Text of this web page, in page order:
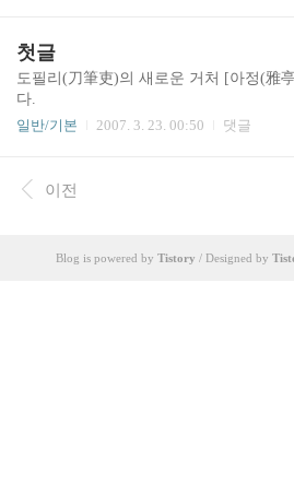
(衙前, 하급 관리)을 도필리라고 하였다.
첫 글자 도(刀)가 바로 대나무 조각에 쓴
을..
에서 검색할 때 본 블로그 글의 본문 내
추가적인 자료 또는 용어 찾기에 편의를
나 한문을 개인적으로 특별히 좋아해서
로 피고인의 변론을 마칩니다.
첫글
도필리(刀筆吏)의 새로운 거처 [아정(雅
다.
일반/기본
2007. 3. 23. 00:50 댓글
이전
Blog is powered by Tistory / Designed by